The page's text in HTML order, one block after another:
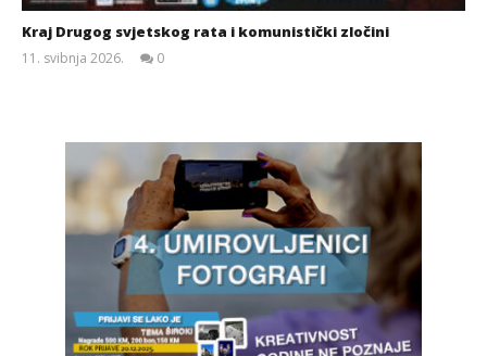
Kraj Drugog svjetskog rata i komunistički zločini
11. svibnja 2026.
0